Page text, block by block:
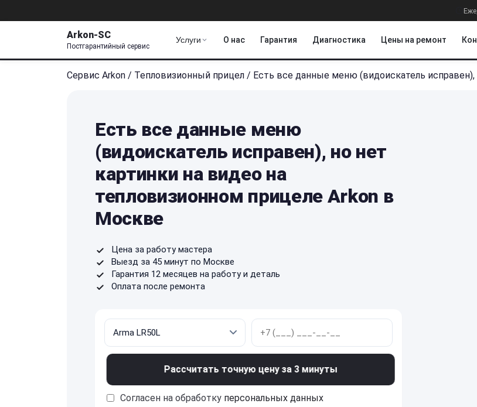
Arkon-SC
Постгарантийный сервис
Услуги О нас Гарантия Диагностика Цены на ремонт
Сервис Arkon / Тепловизионный прицел / Есть все данные меню (видоискатель исправен),
Есть все данные меню
(видоискатель исправен), но нет
картинки на видео на
тепловизионном прицеле Arkon в
Москве
Цена за работу мастера
Выезд за 45 минут по Москве
Гарантия 12 месяцев на работу и деталь
Оплата после ремонта
Рассчитать точную цену за 3 минуты
Согласен на обработку персональных данных